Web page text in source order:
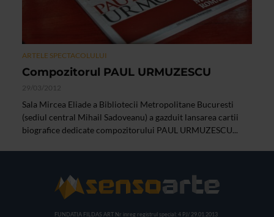
ARTELE SPECTACOLULUI
Compozitorul PAUL URMUZESCU
29/03/2012
Sala Mircea Eliade a Bibliotecii Metropolitane Bucuresti
(sediul central Mihail Sadoveanu) a gazduit lansarea cartii
biografice dedicate compozitorului PAUL URMUZESCU...
FUNDATIA FILDAS ART Nr inreg registrul special: 4 PJ/ 29.01.2013